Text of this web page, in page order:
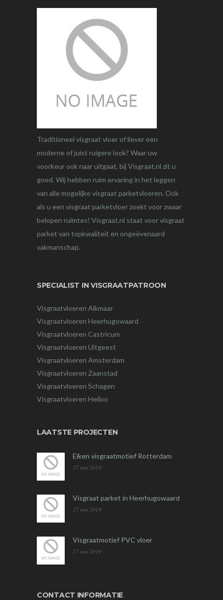
Traditioneel visgraat vloer of liever een
moderne of juist ruigere look? Waar uw
voorkeur ook naar uitgaat, bij Visgraat.nl zit u
goed. Wij hebben ruim ervaring in het leggen
van alle mogelijke visgraat parketvloeren. Oók
als u een visgraat parketvloer zoekt voor zwaar
belopen ruimtes! Visgraat.nl staat voor visgraat
parket van topkwaliteit en ongeëvenaard
vakmanschap.
SPECIALIST IN VISGRAATPATROON
Visgraatvloeren Alkmaar
Visgraatvloeren Heerhugowaard
Visgraatvloeren Castricum
Visgraatvloeren Uitgeest
Visgraatvloeren Amsterdam
Visgraatvloeren Zaanstad
Visgraatvloeren Schagen
Visgraatvloeren Heiloo
LAATSTE PROJECTEN
Eiken visgraatmotief Rotterdam
17 mei 2019
Visgraat parket in Heerhugowaard
17 mei 2019
Visgraatmotief PVC vloer
17 mei 2019
CONTACT INFORMATIE